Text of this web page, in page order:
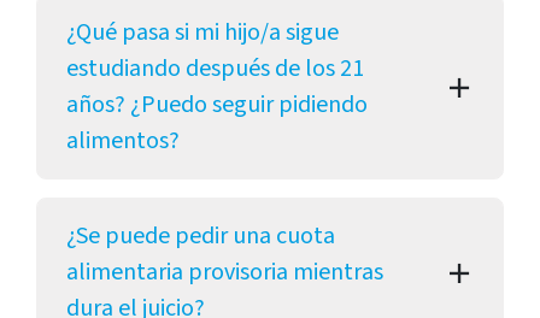
¿Qué pasa si mi hijo/a sigue
estudiando después de los 21
años? ¿Puedo seguir pidiendo
alimentos?
¿Se puede pedir una cuota
alimentaria provisoria mientras
dura el juicio?